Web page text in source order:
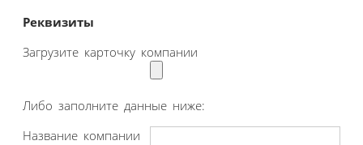
Реквизиты
Загрузите карточку компании
Либо заполните данные ниже:
Название компании